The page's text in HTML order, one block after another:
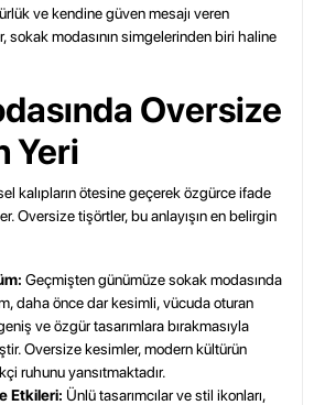
ve kendine güven mesajı veren
sokak modasının simgelerinden biri haline
Oversize
Yeri
kalıpların ötesine geçerek özgürce ifade
. Oversize tişörtler, bu anlayışın en belirgin
Geçmişten günümüze sokak modasında
daha önce dar kesimli, vücuda oturan
ve özgür tasarımlara bırakmasıyla
Oversize kesimler, modern kültürün
ruhunu yansıtmaktadır.
Etkileri: Ünlü tasarımcılar ve stil ikonları,